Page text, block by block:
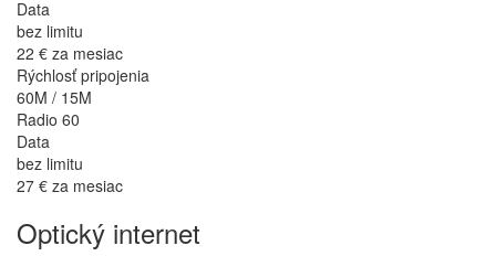
Data
bez limitu
22 € za mesiac
Rýchlosť pripojenia
60M / 15M
Radio 60
Data
bez limitu
27 € za mesiac
Optický internet